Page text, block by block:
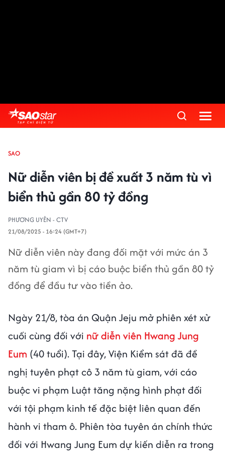
SAO
Nữ diễn viên bị đề xuất 3 năm tù vì
biển thủ gần 80 tỷ đồng
PHƯƠNG UYÊN - CTV
21/08/2025 - 16:24 (GMT+7)
Nữ diễn viên này đang đối mặt với mức án 3
năm tù giam vì bị cáo buộc biển thủ gần 80 tỷ
đồng để đầu tư vào tiền ảo.
Ngày 21/8, tòa án Quận Jeju mở phiên xét xử
cuối cùng đối với nữ diễn viên Hwang Jung
Eum (40 tuổi). Tại đây, Viện Kiểm sát đã đề
nghị tuyên phạt cô 3 năm tù giam, với cáo
buộc vi phạm Luật tăng nặng hình phạt đối
với tội phạm kinh tế đặc biệt liên quan đến
hành vi tham ô. Phiên tòa tuyên án chính thức
đối với Hwang Jung Eum dự kiến diễn ra trong